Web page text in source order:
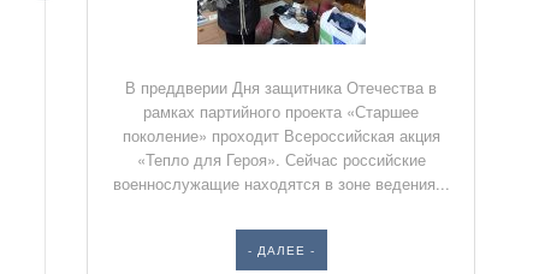
В преддверии Дня защитника Отечества в
рамках партийного проекта «Старшее
поколение» проходит Всероссийская акция
«Тепло для Героя». Сейчас российские
военнослужащие находятся в зоне ведения...
- ДАЛЕЕ -